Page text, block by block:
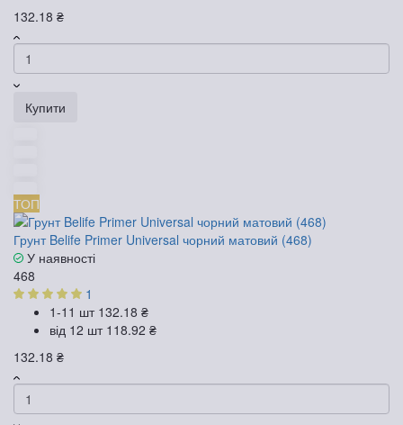
132.18 ₴
Купити
ТОП
Грунт Belife Primer Universal чорний матовий (468)
У наявності
468
1
1-11 шт 132.18 ₴
від 12 шт 118.92 ₴
132.18 ₴